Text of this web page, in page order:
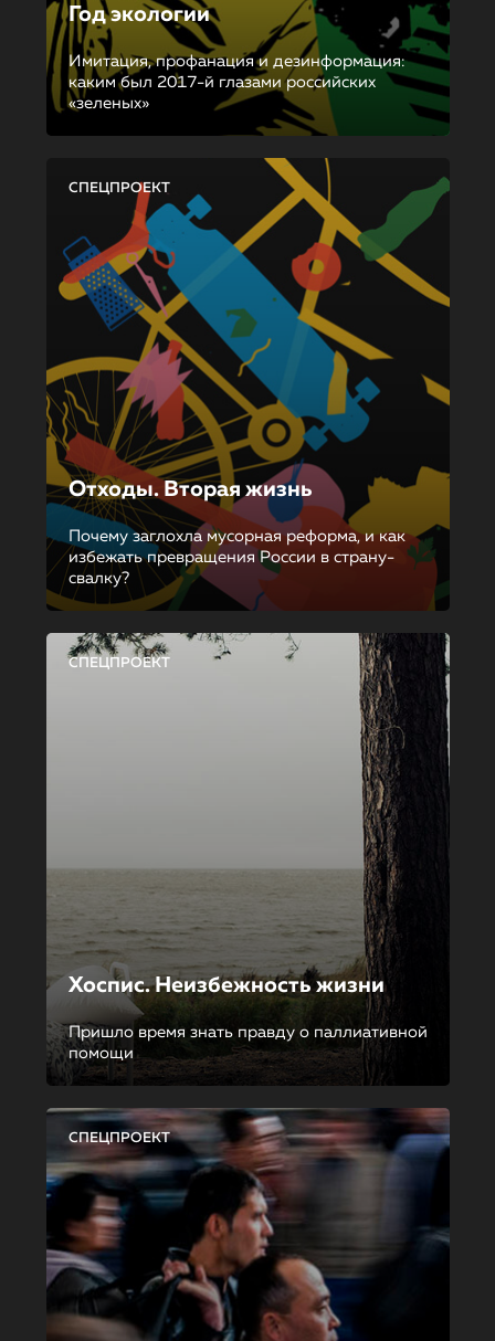
Год экологии
Имитация, профанация и дезинформация:
каким был 2017-й глазами российских
«зеленых»
СПЕЦПРОЕКТ
Отходы. Вторая жизнь
Почему заглохла мусорная реформа, и как
избежать превращения России в страну-
свалку?
СПЕЦПРОЕКТ
Хоспис. Неизбежность жизни
Пришло время знать правду о паллиативной
помощи
СПЕЦПРОЕКТ